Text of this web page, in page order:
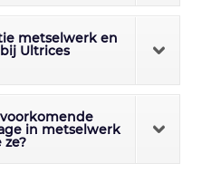
metselwerk en
Ultrices
in metselwerk